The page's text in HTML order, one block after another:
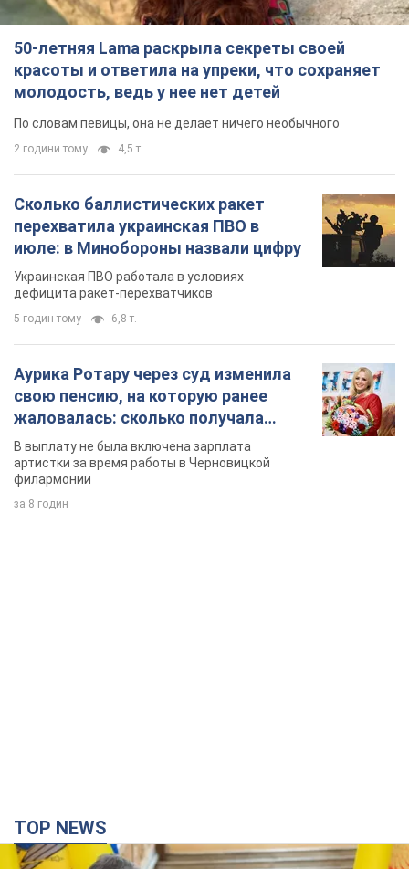
50-летняя Lama раскрыла секреты своей
красоты и ответила на упреки, что сохраняет
молодость, ведь у нее нет детей
По словам певицы, она не делает ничего необычного
2 години тому 4,5 т.
Сколько баллистических ракет
перехватила украинская ПВО в
июле: в Минобороны назвали цифру
Украинская ПВО работала в условиях
дефицита ракет-перехватчиков
5 годин тому 6,8 т.
Аурика Ротару через суд изменила
свою пенсию, на которую ранее
жаловалась: сколько получала
певица
В выплату не была включена зарплата
артистки за время работы в Черновицкой
филармонии
за 8 годин
TOP NEWS